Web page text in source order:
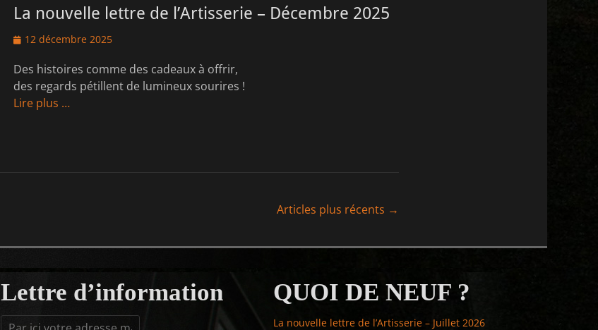
La nouvelle lettre de l’Artisserie – Décembre 2025
Posted
12 décembre 2025
Des histoires comme des cadeaux à offrir,
des regards pétillent de lumineux sourires !
Lire plus …
Articles plus récents →
Lettre d’information QUOI DE NEUF ?
La nouvelle lettre de l’Artisserie – Juillet 2026